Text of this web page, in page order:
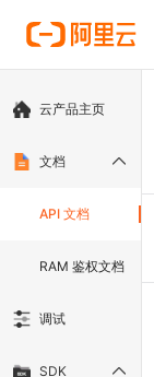
云产品主页
文档
API 文档
RAM 鉴权文档
调试
SDK